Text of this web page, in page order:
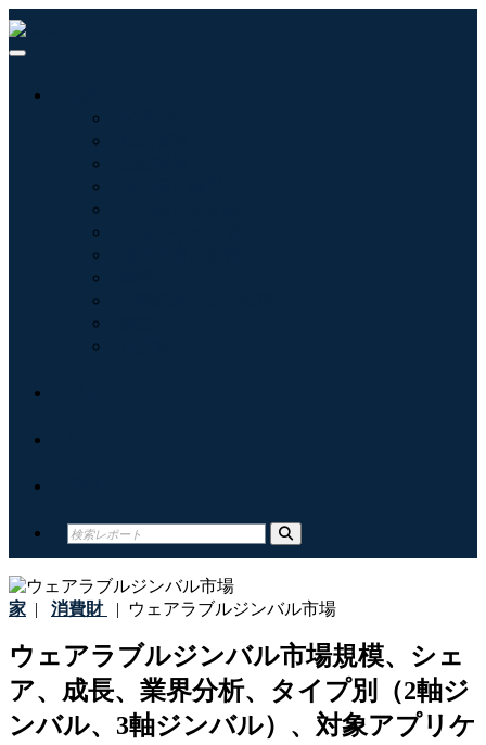
家 | 消費財 | ウェアラブルジンバル市場
ウェアラブルジンバル市場規模、シェ
ア、成長、業界分析、タイプ別（2軸ジ
ンバル、3軸ジンバル）、対象アプリケ